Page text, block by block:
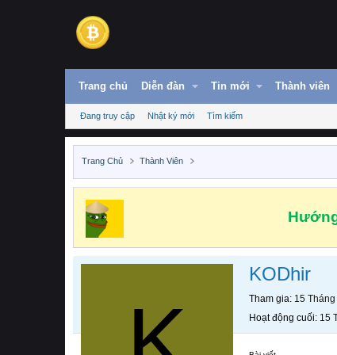
Trang chủ Diễn đàn Tin mới Thành viên
Đang truy cập Nhật ký mới Tìm kiếm
Trang Chủ Thành Viên
KODhir
Tham gia 15
Hoạt động cuối 15